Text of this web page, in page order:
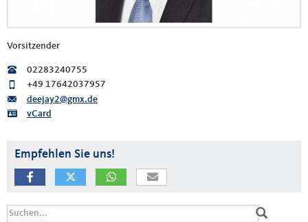
Vorsitzender
02283240755
+49 17642037957
deejay2@gmx.de
vCard
Empfehlen Sie uns!
Suchformular
Suche